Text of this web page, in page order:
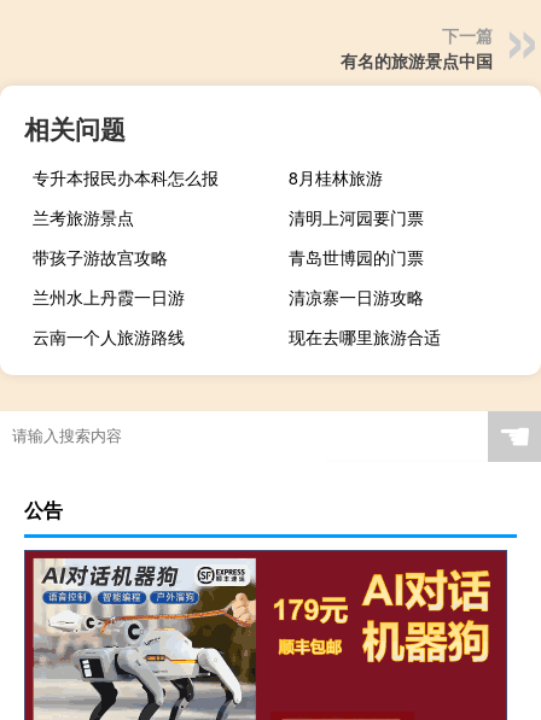
下一篇
有名的旅游景点中国
相关问题
专升本报民办本科怎么报
8月桂林旅游
兰考旅游景点
清明上河园要门票
带孩子游故宫攻略
青岛世博园的门票
兰州水上丹霞一日游
清凉寨一日游攻略
云南一个人旅游路线
现在去哪里旅游合适
☚
公告